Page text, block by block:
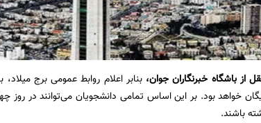
از باشگاه خبرنگاران جوان،